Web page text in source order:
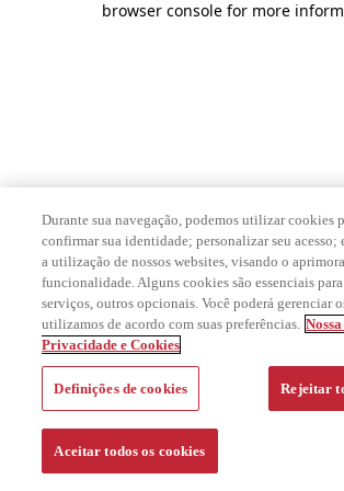
browser console for more
Durante sua navegação, podemos utilizar cookies
confirmar sua identidade; personalizar seu acesso;
a utilização de nossos websites, visando o
funcionalidade. Alguns cookies são essenciais para
serviços, outros opcionais. Você poderá gerenciar
utilizamos de acordo com suas preferências.
Privacidade e Cookies
Definições de cookies Rejeitar
Aceitar todos os cookies